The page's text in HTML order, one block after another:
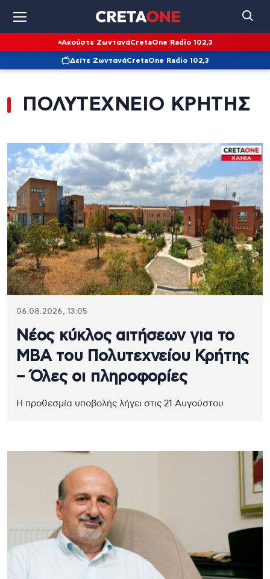
Ακούστε ΖωντανάCretaOne Radio 102,3
Δείτε ΖωντανάCretaOne Radio 102,3
ΠΟΛΥΤΕΧΝΕΙΟ ΚΡΗΤΗΣ
06.08.2026, 13:05
Νέος κύκλος αιτήσεων για το
MBA του Πολυτεχνείου Κρήτης
– Όλες οι πληροφορίες
H προθεσμία υποβολής λήγει στις 21 Αυγούστου